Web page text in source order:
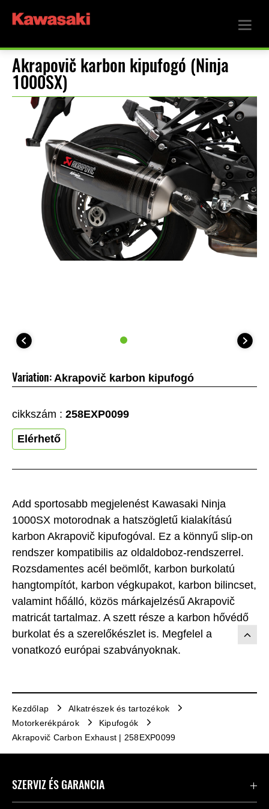
Akrapovič karbon kipufogó (Ninja
1000SX)
Add sportosabb megjelenést Kawasaki Ninja
1000SX motorodnak a hatszögletű kialakítású
karbon Akrapovič kipufogóval. Ez a könnyű slip-on
rendszer kompatibilis az oldaldoboz-rendszerrel.
Rozsdamentes acél beömlőt, karbon burkolatú
hangtompítót, karbon végkupakot, karbon bilincset,
valamint hőálló, közös márkajelzésű Akrapovič
matricát tartalmaz. A szett része a karbon hővédő
burkolat és a szerelőkészlet is. Megfelel a
vonatkozó európai szabványoknak.
Variation: Akrapovič karbon kipufogó
cikkszám : 258EXP0099
Elérhető
Kezdőlap
Alkatrészek és tartozékok
Motorkerékpárok
Kipufogók
Akrapovič Carbon Exhaust | 258EXP0099
SZERVIZ ÉS GARANCIA